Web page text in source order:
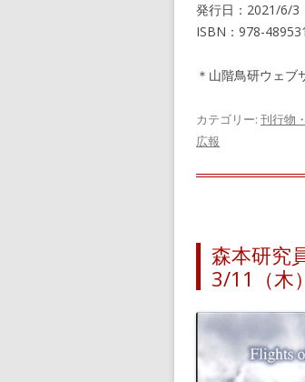
発行日：2021/6/3
ISBN：978-
＊山階鳥研ウェ
カテゴリー: 刊行物
広報
森本研究
3/11（木